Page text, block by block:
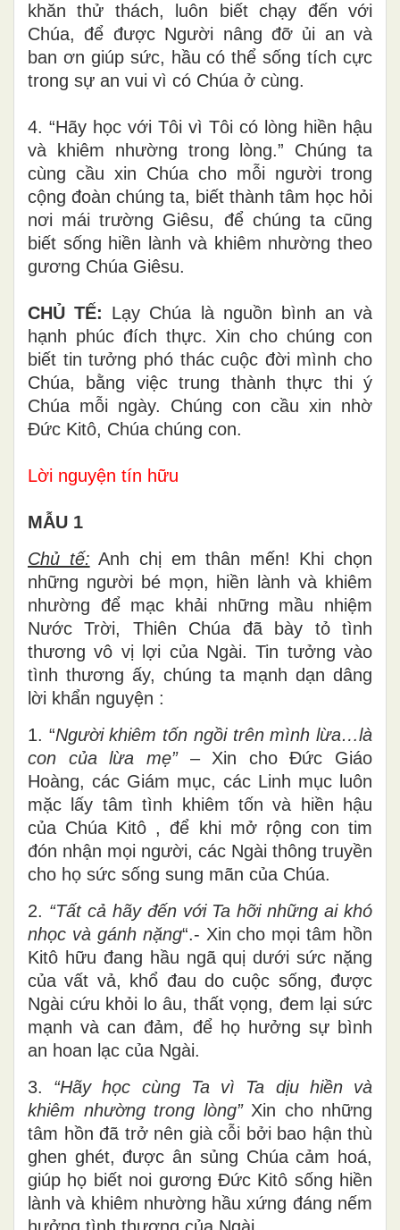
khăn thử thách, luôn biết chạy đến với
Chúa, để được Người nâng đỡ ủi an và
ban ơn giúp sức, hầu có thể sống tích cực
trong sự an vui vì có Chúa ở cùng.
4. “Hãy học với Tôi vì Tôi có lòng hiền hậu
và khiêm nhường trong lòng.” Chúng ta
cùng cầu xin Chúa cho mỗi người trong
cộng đoàn chúng ta, biết thành tâm học hỏi
nơi mái trường Giêsu, để chúng ta cũng
biết sống hiền lành và khiêm nhường theo
gương Chúa Giêsu.
CHỦ TẾ: Lạy Chúa là nguồn bình an và
hạnh phúc đích thực. Xin cho chúng con
biết tin tưởng phó thác cuộc đời mình cho
Chúa, bằng việc trung thành thực thi ý
Chúa mỗi ngày. Chúng con cầu xin nhờ
Đức Kitô, Chúa chúng con.
Lời nguyện tín hữu
MẪU 1
Chủ tế: Anh chị em thân mến! Khi chọn
những người bé mọn, hiền lành và khiêm
nhường để mạc khải những mầu nhiệm
Nước Trời, Thiên Chúa đã bày tỏ tình
thương vô vị lợi của Ngài. Tin tưởng vào
tình thương ấy, chúng ta mạnh dạn dâng
lời khẩn nguyện :
1. “Người khiêm tốn ngồi trên mình lừa…là
con của lừa mẹ”– Xin cho Đức Giáo
Hoàng, các Giám mục, các Linh mục luôn
mặc lấy tâm tình khiêm tốn và hiền hậu
của Chúa Kitô , để khi mở rộng con tim
đón nhận mọi người, các Ngài thông truyền
cho họ sức sống sung mãn của Chúa.
2. “Tất cả hãy đến với Ta hỡi những ai khó
nhọc và gánh nặng“.- Xin cho mọi tâm hồn
Kitô hữu đang hầu ngã quị dưới sức nặng
của vất vả, khổ đau do cuộc sống, được
Ngài cứu khỏi lo âu, thất vọng, đem lại sức
mạnh và can đảm, để họ hưởng sự bình
an hoan lạc của Ngài.
3. “Hãy học cùng Ta vì Ta dịu hiền và
khiêm nhường trong lòng”Xin cho những
tâm hồn đã trở nên già cỗi bởi bao hận thù
ghen ghét, được ân sủng Chúa cảm hoá,
giúp họ biết noi gương Đức Kitô sống hiền
lành và khiêm nhường hầu xứng đáng nếm